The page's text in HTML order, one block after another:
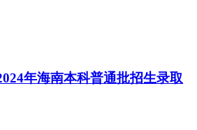
年海南本科普通批招生录取